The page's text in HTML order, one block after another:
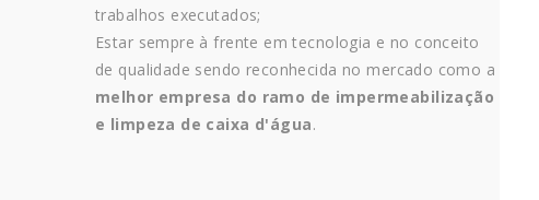
trabalhos executados;
Estar sempre à frente em tecnologia e no conceito
de qualidade sendo reconhecida no mercado como a
melhor empresa do ramo de impermeabilização
e limpeza de caixa d'água.